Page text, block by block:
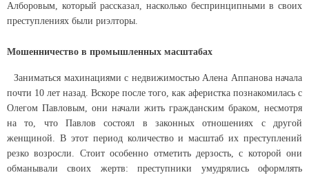
Алборовым, который рассказал, насколько беспринципными в своих
преступлениях были риэлторы.
Мошенничество в промышленных масштабах
Заниматься махинациями с недвижимостью Алена Аппанова начала
почти 10 лет назад. Вскоре после того, как аферистка познакомилась с
Олегом Павловым, они начали жить гражданским браком, несмотря
на то, что Павлов состоял в законных отношениях с другой
женщиной. В этот период количество и масштаб их преступлений
резко возросли. Стоит особенно отметить дерзость, с которой они
обманывали своих жертв: преступники умудрялись оформлять